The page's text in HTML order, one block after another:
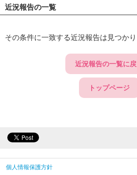
近況報告の一覧
その条件に一致する近況報告は見つかり
近況報告の一覧に
トップページ
個人情報保護方針